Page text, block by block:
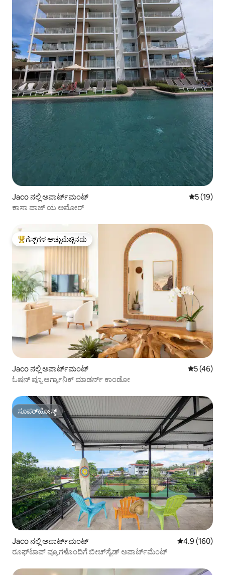
Jaco ನಲ್ಲಿ ಅಪಾರ್ಟ್‌ಮಂಟ್ 5 ರಲ್ಲಿ 5
5 (19)
ಕಾಸಾ ಪಾಜ್ ಯ ಅಮೋರ್
ಗೆಸ್ಟ್‌ಗಳಿಗೆ ಅತಿ ಹೆಚ್ಚು ಅಚ್ಚುಮೆಚ್ಚಿನದು
ಗೆಸ್ಟ್‌ಗಳ ಅಚ್ಚುಮೆಚ್ಚಿನದು
Jaco ನಲ್ಲಿ ಅಪಾರ್ಟ್‌ಮಂಟ್ 5 ರಲ್ಲಿ 5
5 (46)
ಓಷನ್ ವ್ಯೂ ಆರ್ಗ್ಯಾನಿಕ್ ಮಾಡರ್ನ್ ಕಾಂಡೋ
ಸೂಪರ್‌ಹೋಸ್ಟ್
ಸೂಪರ್‌ಹೋಸ್ಟ್
Jaco ನಲ್ಲಿ ಅಪಾರ್ಟ್‌ಮಂಟ್ 5 ರಲ್ಲಿ 4.9
4.9 (160)
ರೂಫ್‌ಟಾಪ್ ವ್ಯೂಗಳೊಂದಿಗೆ ಬೀಚ್‌ಸೈಡ್ ಅಪಾರ್ಟ್‌ಮೆಂಟ್